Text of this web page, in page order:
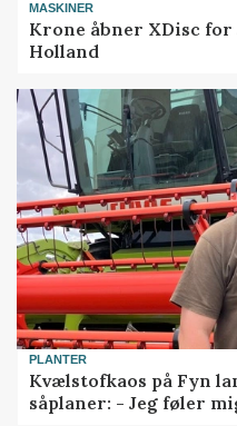
MASKINER
Krone åbner XDisc for
Holland
PLANTER
Kvælstofkaos på Fyn
såplaner: - Jeg føler